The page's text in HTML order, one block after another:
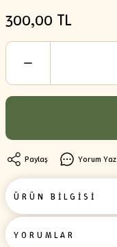
300,00 TL
Paylaş Yorum Yaz
ÜRÜN BİLGİSİ
YORUMLAR